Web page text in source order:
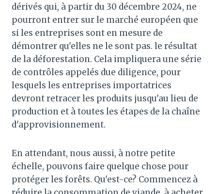
dérivés qui, à partir du 30 décembre 2024, ne
pourront entrer sur le marché européen que
si les entreprises sont en mesure de
démontrer qu'elles ne le sont pas. le résultat
de la déforestation. Cela impliquera une série
de contrôles appelés due diligence, pour
lesquels les entreprises importatrices
devront retracer les produits jusqu'au lieu de
production et à toutes les étapes de la chaîne
d'approvisionnement.
En attendant, nous aussi, à notre petite
échelle, pouvons faire quelque chose pour
protéger les forêts. Qu'est-ce? Commencez à